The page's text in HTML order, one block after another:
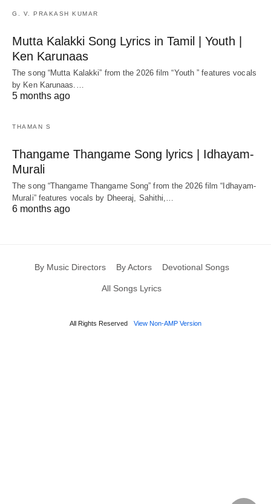
G. V. PRAKASH KUMAR
Mutta Kalakki Song Lyrics in Tamil | Youth |
Ken Karunaas
The song “Mutta Kalakki” from the 2026 film “Youth ” features vocals
by Ken Karunaas.…
5 months ago
THAMAN S
Thangame Thangame Song lyrics | Idhayam-
Murali
The song “Thangame Thangame Song” from the 2026 film “Idhayam-
Murali” features vocals by Dheeraj, Sahithi,…
6 months ago
By Music Directors By Actors Devotional Songs
All Songs Lyrics
All Rights Reserved View Non-AMP Version